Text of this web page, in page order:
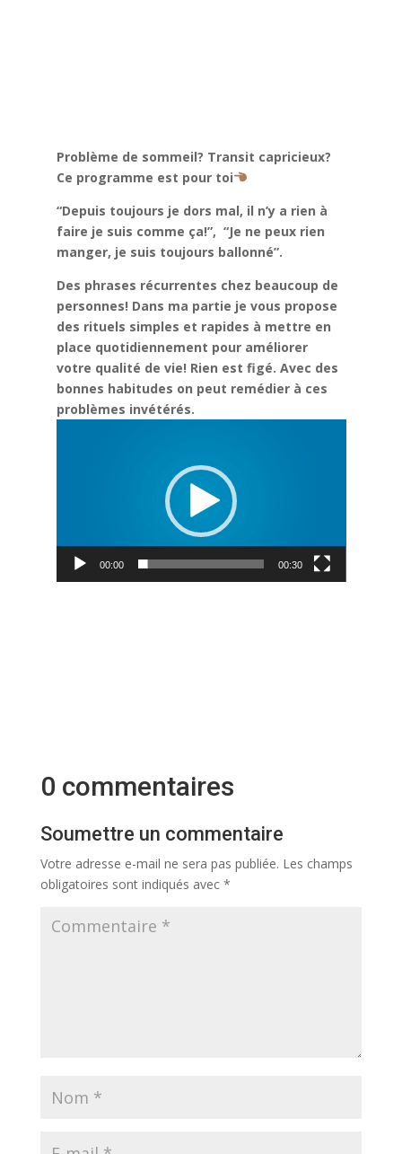
Problème de sommeil? Transit capricieux?
Ce programme est pour toi
“Depuis toujours je dors mal, il n’y a rien à
faire je suis comme ça!”, “Je ne peux rien
manger, je suis toujours ballonné”.
Des phrases récurrentes chez beaucoup de
personnes! Dans ma partie je vous propose
des rituels simples et rapides à mettre en
place quotidiennement pour améliorer
votre qualité de vie! Rien est figé. Avec des
bonnes habitudes on peut remédier à ces
problèmes invétérés.
00:00 00:30
0 commentaires
Soumettre un commentaire
Votre adresse e-mail ne sera pas publiée. Les champs
obligatoires sont indiqués avec *